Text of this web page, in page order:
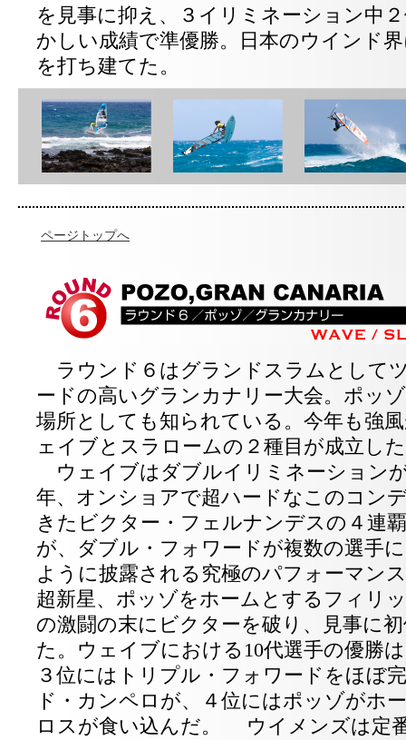
を見事に抑え、３イリミネーション中
かしい成績で準優勝。日本のウインド
を打ち建てた。
ページトップへ
ラウンド６はグランドスラムとして
ードの高いグランカナリー大会。ポッ
場所としても知られている。今年も強
ェイブとスラロームの２種目が成立し
ウェイブはダブルイリミネーション
年、オンショアで超ハードなこのコン
きたビクター・フェルナンデスの４連
が、ダブル・フォワードが複数の選手
ように披露される究極のパフォーマン
超新星、ポッゾをホームとするフィリ
の激闘の末にビクターを破り、見事に
た。ウェイブにおける10代選手の優勝
３位にはトリプル・フォワードをほぼ
ド・カンペロが、４位にはポッゾがホ
ロスが食い込んだ。 ウイメンズは定